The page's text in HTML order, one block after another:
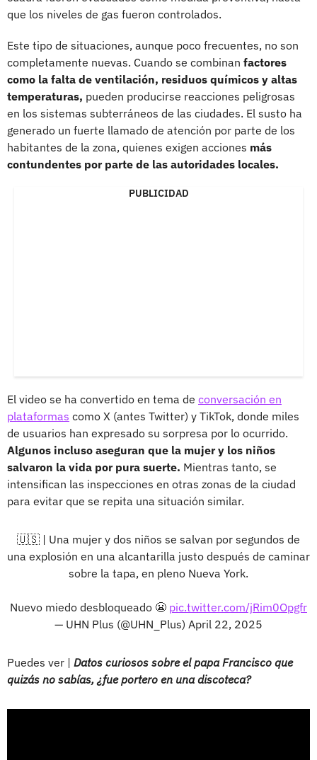
que los niveles de gas fueron controlados.
Este tipo de situaciones, aunque poco frecuentes, no son
completamente nuevas. Cuando se combinan factores
como la falta de ventilación, residuos químicos y altas
temperaturas, pueden producirse reacciones peligrosas
en los sistemas subterráneos de las ciudades. El susto ha
generado un fuerte llamado de atención por parte de los
habitantes de la zona, quienes exigen acciones más
contundentes por parte de las autoridades locales.
PUBLICIDAD
El video se ha convertido en tema de conversación en
plataformas como X (antes Twitter) y TikTok, donde miles
de usuarios han expresado su sorpresa por lo ocurrido.
Algunos incluso aseguran que la mujer y los niños
salvaron la vida por pura suerte. Mientras tanto, se
intensifican las inspecciones en otras zonas de la ciudad
para evitar que se repita una situación similar.
🇺🇸 | Una mujer y dos niños se salvan por segundos de
una explosión en una alcantarilla justo después de caminar
sobre la tapa, en pleno Nueva York.
Nuevo miedo desbloqueado 😬 pic.twitter.com/jRim0Opgfr
— UHN Plus (@UHN_Plus) April 22, 2025
Puedes ver | Datos curiosos sobre el papa Francisco que
quizás no sabías, ¿fue portero en una discoteca?